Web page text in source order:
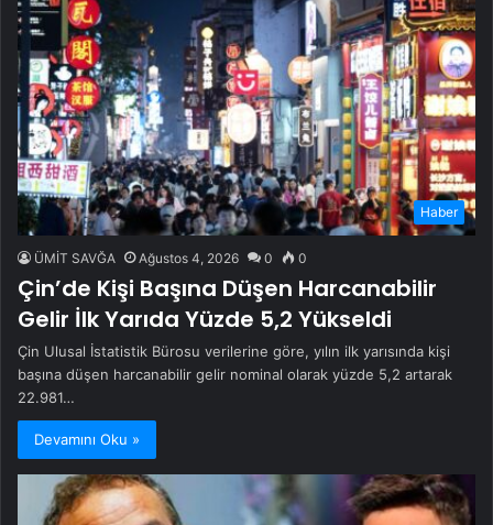
Haber
ÜMİT SAVĞA Ağustos 4, 2026 0 0
Çin’de Kişi Başına Düşen Harcanabilir
Gelir İlk Yarıda Yüzde 5,2 Yükseldi
Çin Ulusal İstatistik Bürosu verilerine göre, yılın ilk yarısında kişi
başına düşen harcanabilir gelir nominal olarak yüzde 5,2 artarak
22.981…
Devamını Oku »